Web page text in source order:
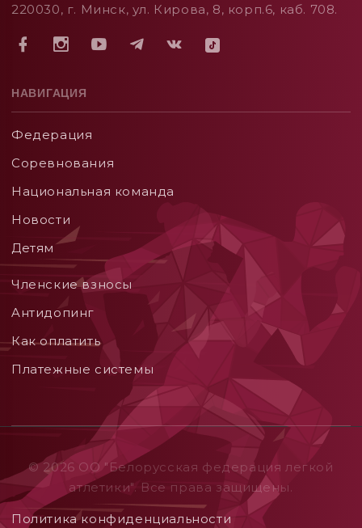
220030, г. Минск, ул. Кирова, 8, корп.6, каб. 708.
НАВИГАЦИЯ
Федерация
Соревнования
Национальная команда
Новости
Детям
Членские взносы
Aнтидопинг
Как оплатить
Платежные системы
© 2026 ОO "Белорусская федерация легкой
атлетики". Все права защищены.
Политика конфиденциальности